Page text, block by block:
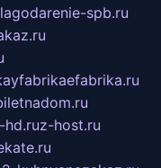
spb.ru
hd.ruz-host.ru